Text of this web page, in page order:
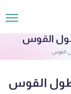
القوس
القوس
القوس